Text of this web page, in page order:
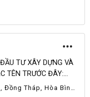
TƯ XÂY DỰNG VÀ
TÊN TRƯỚC ĐÂY:
E&C
Đồng Tháp, Hòa Bình,